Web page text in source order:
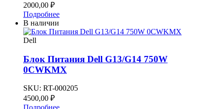
2000,00 ₽
Подробнее
В наличии
Dell
Блок Питания Dell G13/G14 750W
0CWKMX
SKU: RT-000205
4500,00 ₽